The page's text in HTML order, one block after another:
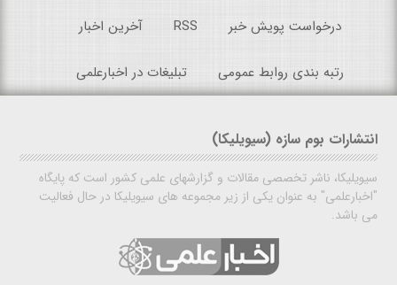
درخواست پویش خبر RSS آخرین اخبار
رتبه بندی روابط عمومی تبلیغات در اخبارعلمی
انتشارات بوم سازه (سیویلیکا)
سیویلیکا، ناشر تخصصی مقالات و گزارشهای علمی کشور است که پایگاه
"اخبارعلمی" به عنوان یکی از زیر مجموعه های سیویلیکا در حال فعالیت
می باشد.